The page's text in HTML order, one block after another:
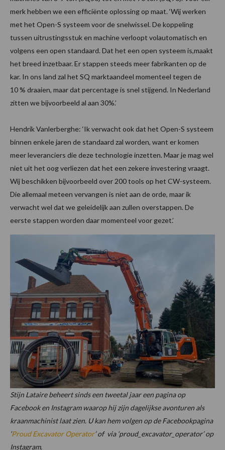
merk hebben we een efficiënte oplossing op maat. ‘Wij werken
met het Open-S systeem voor de snelwissel. De koppeling
tussen uitrustingsstuk en machine verloopt volautomatisch en
volgens een open standaard. Dat het een open systeem is,maakt
het breed inzetbaar. Er stappen steeds meer fabrikanten op de
kar. In ons land zal het SQ marktaandeel momenteel tegen de
10 % draaien, maar dat percentage is snel stijgend. In Nederland
zitten we bijvoorbeeld al aan 30%.’
Hendrik Vanlerberghe: ‘Ik verwacht ook dat het Open-S systeem
binnen enkele jaren de standaard zal worden, want er komen
meer leveranciers die deze technologie inzetten. Maar je mag wel
niet uit het oog verliezen dat het een zekere investering vraagt.
Wij beschikken bijvoorbeeld over 200 tools op het CW-systeem.
Die allemaal meteen vervangen is niet aan de orde, maar ik
verwacht wel dat we geleidelijk aan zullen overstappen. De
eerste stappen worden daar momenteel voor gezet.’
Stijn Lataire beheert sinds een tweetal jaar een pagina op
Facebook en Instagram waarop hij zijn dagelijkse avonturen als
kraanmachinist laat zien. U kan hem volgen op de Facebookpagina
‘Proud Excavator Operator’ of via ‘proud_excavator_operator’ op
Instagram.